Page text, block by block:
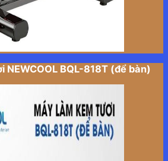
NEWCOOL BQL-818T (để bàn)